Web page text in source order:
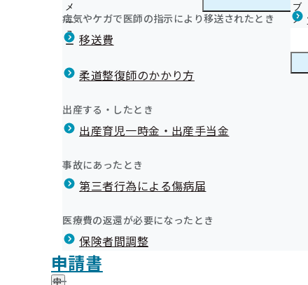
メ
ニ
ュ
ー
病気やケガで医師の指示により移送されたとき
移送費
柔道整復師のかかり方
出産する・したとき
出産育児一時金・出産手当金
事故にあったとき
第三者行為による傷病届
医療費の返還が必要になったとき
保険者間調整
申請書
申
ュ
ブ
メ
埼玉支部の健診・保健指導のご案内
埼
の
埼玉支部保健事業の外部委託について
埼玉支部重症化予防事業について
歯科保健事業の推進に向けた研究に関する覚書の締結に
定期健康診断(事業者健診)結果データを重症化予防事
【保健指導】健診後の特定保健指導について
【保健指導】保健指導に関する個人情報の共同利用につ
【事業所様へ】健康診断に基づく受診勧奨のお願い
【事業所様へ】被扶養者(ご家族)様への特定健康診査
【公募】令和9年度 人間ドック健診実施機関の公募に
健診実施機関一覧等
康
健康保険委員にご登録ください！
健康保険委員の皆様へ
健康に役立つ！医師会コラム集
健康づくり
イベント
お役立ち情報
健康づくり推進協議会
埼玉支部 第3期保健事業実施計画（データヘルス計画）
協会けんぽ埼玉だより（納入告知書同封リーフレット）
歯と口の健康づくりについて
健康保険被保険者証の記号変換
動画コンテンツ
申請書の書き方動画
外国人加入者様向けリーフレット（多言語案内
保険証の回収・返却についてのお願い
仕事中や通勤途中にケガや病気をしたときは健康保険を
統計情報
埼玉支部について
所在地・連絡先
調達情報
採用情報
個人情報保護
地方自治体及び関係団体との連携協定
情報公開
評議会
事務処理誤り
誤送付について
、生年月日、性別、電話番号、保険証記号・番号、健